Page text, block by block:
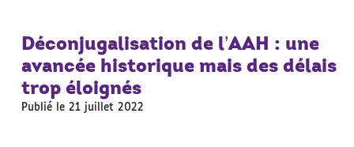
Déconjugalisation de l’AAH : une
avancée historique mais des délais
trop éloignés
Publié le 21 juillet 2022